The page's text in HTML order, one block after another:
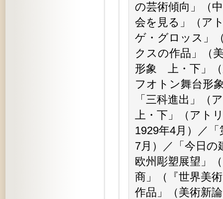
の芸術傾向」（
会を見る」（ア
ゲ・グロッス」
クスの作品」（
形象 上・下」（
フオトン舞台形
「三科進出」
上・下」（アト
1929年4月）／
7月）／「今日の
欧州彫塑展望」
商」（『世界美
作品」（美術新